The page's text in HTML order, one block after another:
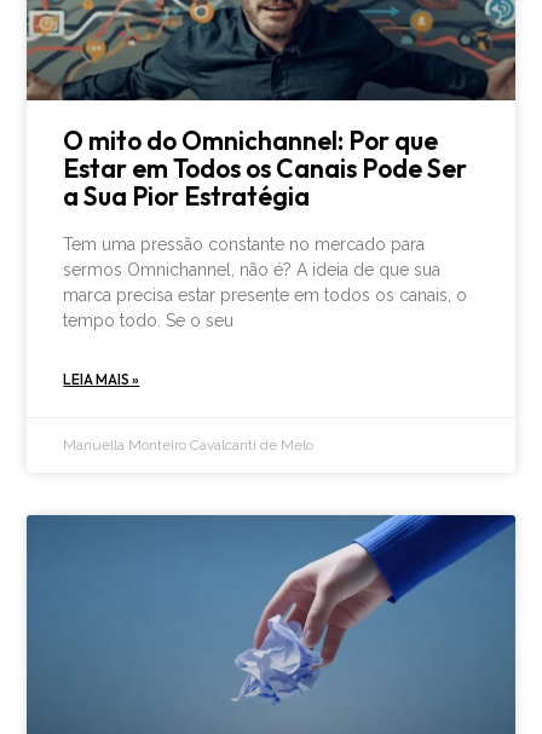
O mito do Omnichannel: Por que
Estar em Todos os Canais Pode Ser
a Sua Pior Estratégia
Tem uma pressão constante no mercado para
sermos Omnichannel, não é? A ideia de que sua
marca precisa estar presente em todos os canais, o
tempo todo. Se o seu
LEIA MAIS »
Manuella Monteiro Cavalcanti de Melo